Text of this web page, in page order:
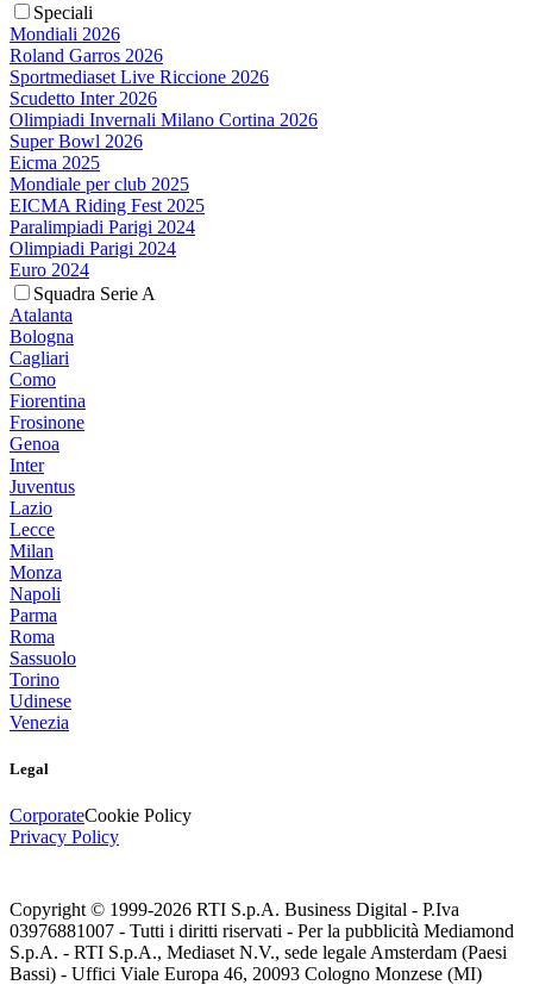
Speciali
Mondiali 2026
Roland Garros 2026
Sportmediaset Live Riccione 2026
Scudetto Inter 2026
Olimpiadi Invernali Milano Cortina 2026
Super Bowl 2026
Eicma 2025
Mondiale per club 2025
EICMA Riding Fest 2025
Paralimpiadi Parigi 2024
Olimpiadi Parigi 2024
Euro 2024
Squadra Serie A
Atalanta
Bologna
Cagliari
Como
Fiorentina
Frosinone
Genoa
Inter
Juventus
Lazio
Lecce
Milan
Monza
Napoli
Parma
Roma
Sassuolo
Torino
Udinese
Venezia
Legal
CorporateCookie Policy
Privacy Policy
Copyright © 1999-2026 RTI S.p.A. Business Digital - P.Iva
03976881007 - Tutti i diritti riservati - Per la pubblicità Mediamond
S.p.A. - RTI S.p.A., Mediaset N.V., sede legale Amsterdam (Paesi
Bassi) - Uffici Viale Europa 46, 20093 Cologno Monzese (MI)